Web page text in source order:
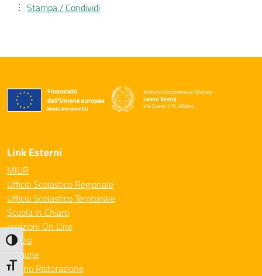
Attiva/disattiva alto contrasto
Attiva/disattiva dimensione testo
Stampa / Condividi
Istituto Comprensivo Statale
Leone Tolstoj
Via Zuara 7/9, Milano
— Visita la pagina iniziale della scuola
Link Esterni
MIUR
Ufficio Scolastico Regionale
Ufficio Scolastico Territoriale
Scuola in Chiaro
Iscrizioni On Line
Invalsi
Comune
Milano Ristorazione